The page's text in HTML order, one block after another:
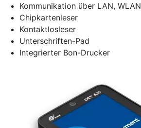
Kommunikation über LAN, WLAN
Chipkartenleser
Kontaktlosleser
Unterschriften-Pad
Integrierter Bon-Drucker